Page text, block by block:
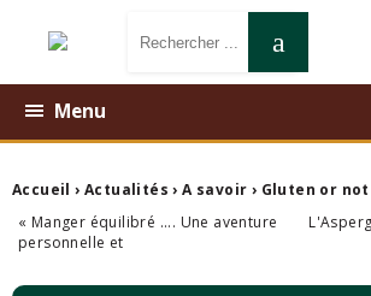
Menu
Accueil ›Actualités ›A savoir › Gluten or
« Manger équilibré .... Une aventure
personnelle et